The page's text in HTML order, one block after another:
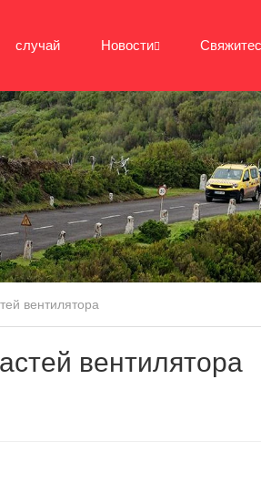
случай Новости
вентилятора
вентилятора